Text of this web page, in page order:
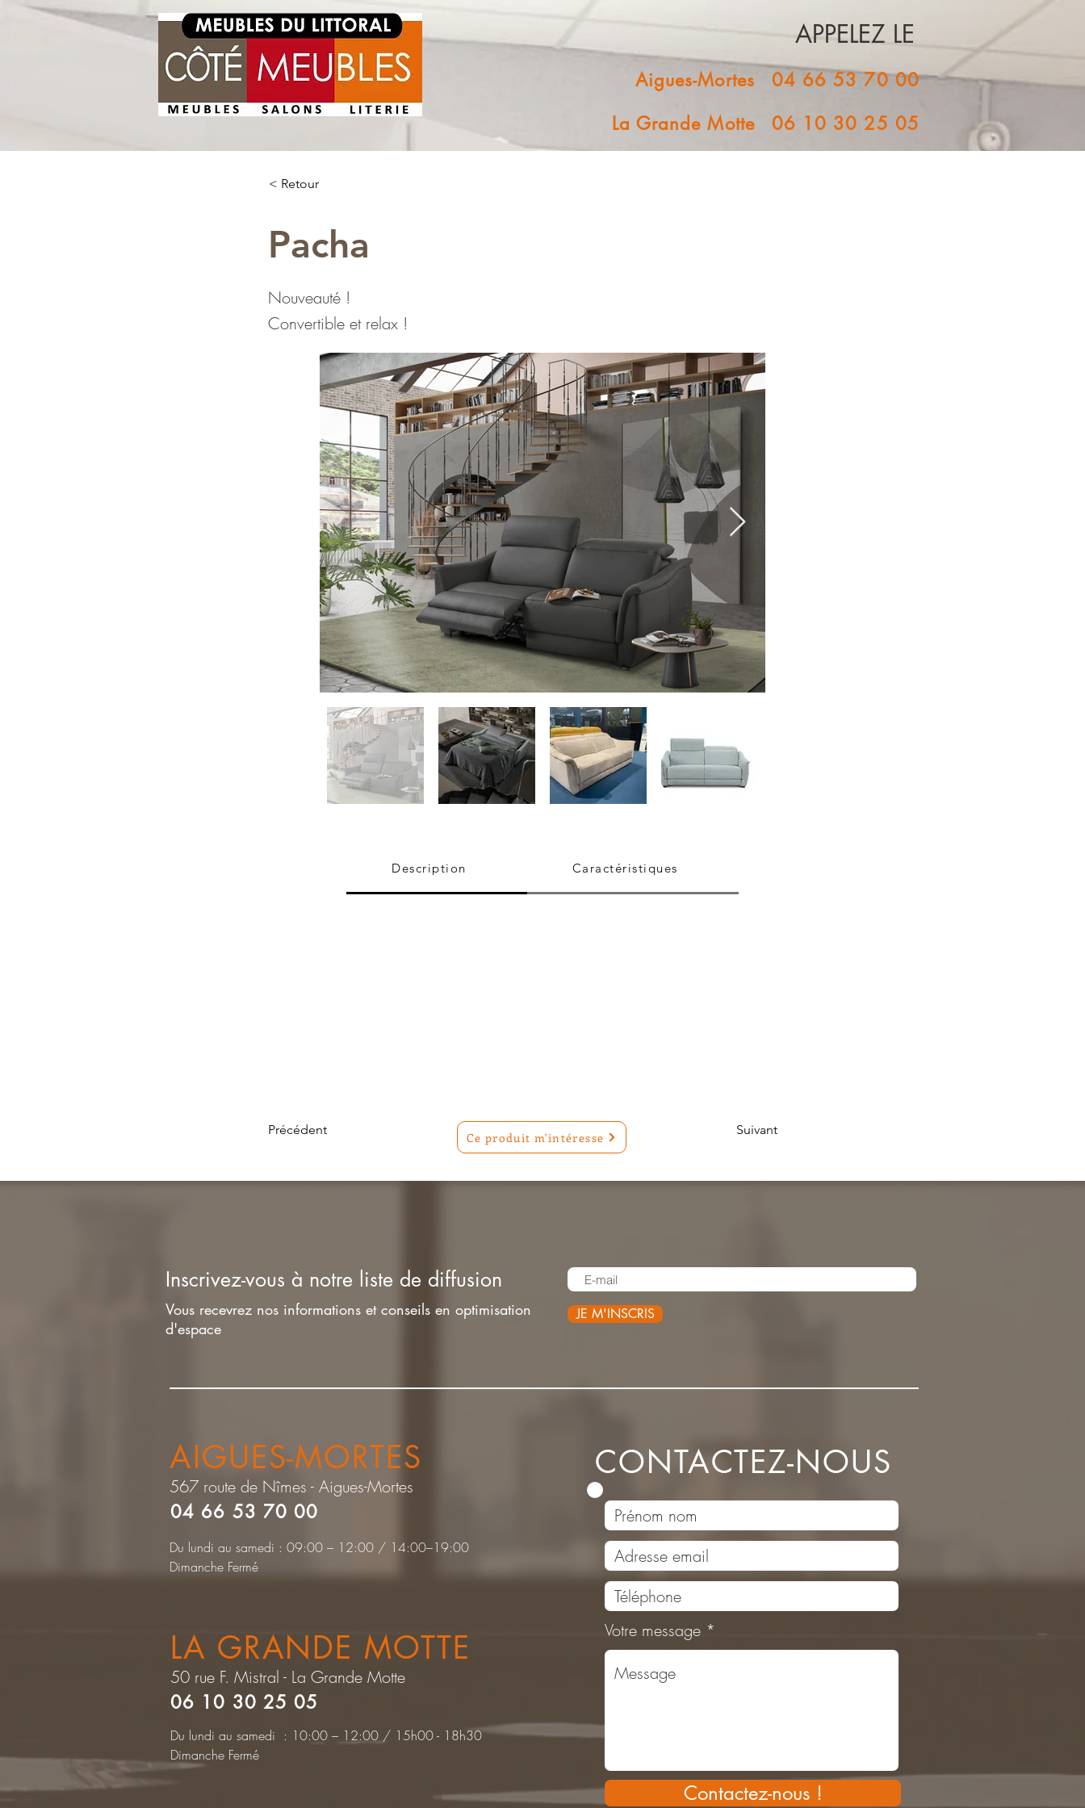
APPELEZ LE
Aigues-Mortes
04 66 53 70 00
La Grande Motte
06 10 30 25 05
< Retour
Pacha
Nouveauté !
Convertible et relax !
Description Caractéristiques
Précédent Ce produit m'intéresse Suivant
Inscrivez-vous à notre liste de diffusion
Vous recevrez nos informations et conseils en optimisation
d'espace
JE M'INSCRIS
AIGUES-MORTES
567 route de Nîmes - Aigues-Mortes
04 66 53 70 00
Du lundi au samedi : 09:00 – 12:00 / 14:00–19:00
Dimanche Fermé
LA GRANDE MOTTE
50 rue F. Mistral - La Grande Motte
06 10 30 25 05
Du lundi au samedi : 10:00 – 12:00 / 15h00 - 18h30
Dimanche Fermé
CONTACTEZ-NOUS
Votre message
Contactez-nous !